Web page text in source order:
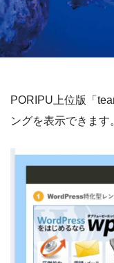
PORIPU上位版「
ングを表示できます